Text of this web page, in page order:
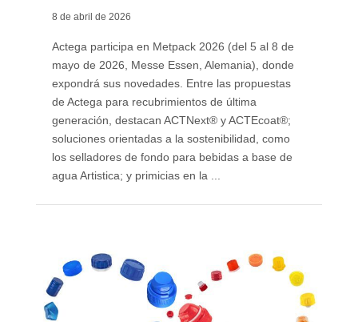
8 de abril de 2026
Actega participa en Metpack 2026 (del 5 al 8 de
mayo de 2026, Messe Essen, Alemania), donde
expondrá sus novedades. Entre las propuestas
de Actega para recubrimientos de última
generación, destacan ACTNext® y ACTEcoat®;
soluciones orientadas a la sostenibilidad, como
los selladores de fondo para bebidas a base de
agua Artistica; y primicias en la ...